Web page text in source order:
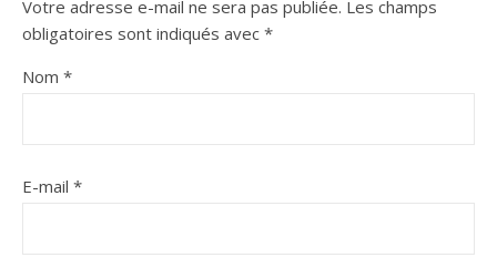
Votre adresse e-mail ne sera pas publiée. Les champs
obligatoires sont indiqués avec *
Nom *
E-mail *